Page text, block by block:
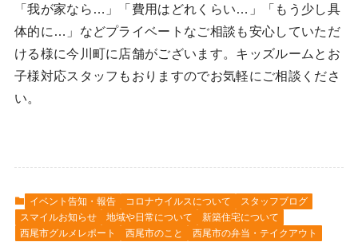
「我が家なら…」「費用はどれくらい…」「もう少し具
体的に…」などプライベートなご相談も安心していただ
ける様に今川町に店舗がございます。キッズルームとお
子様対応スタッフもおりますのでお気軽にご相談くださ
い。
イベント告知・報告 コロナウイルスについて
スタッフブログ
スマイルお知らせ
地域や日常について
新築住宅について
西尾市グルメレポート
西尾市のこと 西尾市の弁当・テイクアウト